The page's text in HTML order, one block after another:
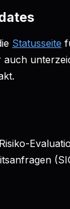
Statusseite